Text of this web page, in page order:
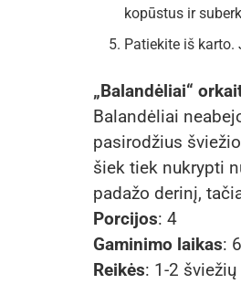
kopūstus ir
Patiekite iš karto.
„Balandėliai“
Balandėliai
pasirodžius
šiek tiek nukrypti
padažo derinį,
Porcijos: 4
Gaminimo laikas:
Reikės: 1-2